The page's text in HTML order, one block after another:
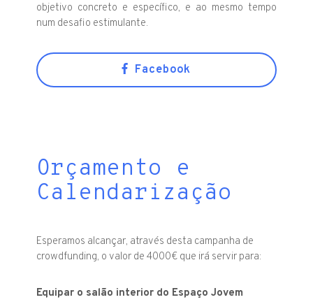
objetivo concreto e específico, e ao mesmo tempo
num desafio estimulante.
Facebook
Orçamento e
Calendarização
Esperamos alcançar, através desta campanha de
crowdfunding, o valor de 4000€ que irá servir para:
Equipar o salão interior do Espaço Jovem